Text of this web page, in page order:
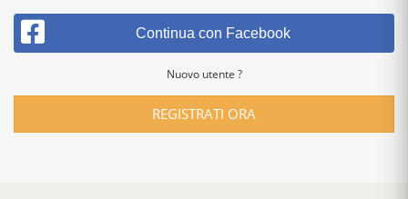
Continua con Facebook
Nuovo utente ?
REGISTRATI ORA